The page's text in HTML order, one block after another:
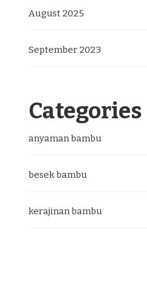
August 2025
September 2023
Categories
anyaman bambu
besek bambu
kerajinan bambu